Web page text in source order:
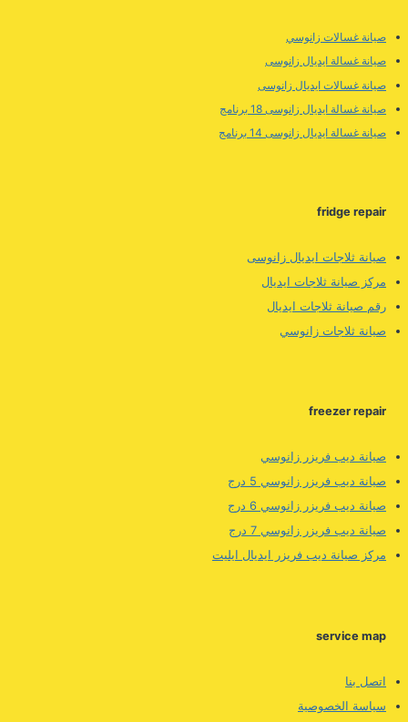
صيانة غسالات زانوسي
صيانة غسالة ايديال زانوسى
صيانة غسالات ايديال زانوسى
صيانة غسالة ايديال زانوسى 18 برنامج
صيانة غسالة ايديال زانوسى 14 برنامج
fridge repair
صيانة ثلاجات ايديال زانوسى
مركز صيانة ثلاجات ايديال
رقم صيانة ثلاجات ايديال
صيانة ثلاجات زانوسي
freezer repair
صيانة ديب فريزر زانوسي
صيانة ديب فريزر زانوسي 5 درج
صيانة ديب فريزر زانوسي 6 درج
صيانة ديب فريزر زانوسي 7 درج
مركز صيانة ديب فريزر ايديال ايليت
service map
اتصل بنا
سياسة الخصوصية